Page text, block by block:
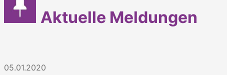
Aktuelle Meldungen
05.01.2020